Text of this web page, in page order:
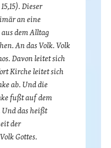
Dieser
an eine
dem Alltag
An das Volk. Volk
Davon leitet sich
Kirche leitet sich
ab. Und die
fußt auf dem
das heißt
der
Gottes.